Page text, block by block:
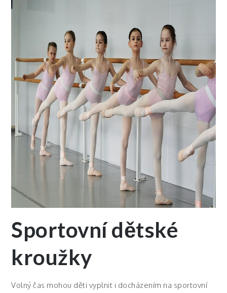
Sportovní dětské
kroužky
Volný čas mohou děti vyplnit i docházením na sportovní